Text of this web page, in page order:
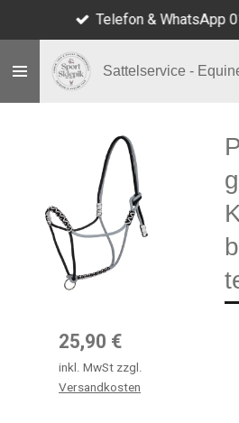
Hauptinhalt
springen
Sattelservice -
Telefon & WhatsApp
25,90 €
inkl. MwSt zzgl.
Versandkosten